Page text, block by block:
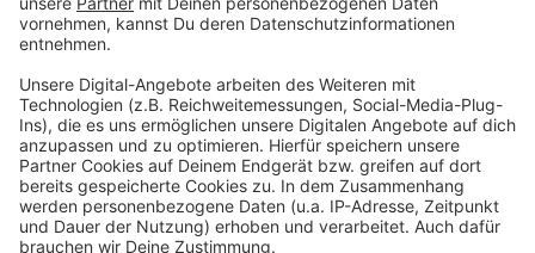
Anzeige
Anzeige